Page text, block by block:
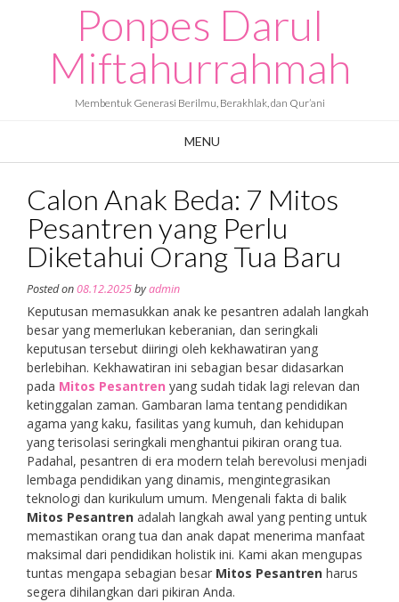
Ponpes Darul
Miftahurrahmah
Membentuk Generasi Berilmu, Berakhlak, dan Qur’ani
MENU
Calon Anak Beda: 7 Mitos
Pesantren yang Perlu
Diketahui Orang Tua Baru
Posted on08.12.2025byadmin
Keputusan memasukkan anak ke pesantren adalah langkah
besar yang memerlukan keberanian, dan seringkali
keputusan tersebut diiringi oleh kekhawatiran yang
berlebihan. Kekhawatiran ini sebagian besar didasarkan
pada Mitos Pesantren yang sudah tidak lagi relevan dan
ketinggalan zaman. Gambaran lama tentang pendidikan
agama yang kaku, fasilitas yang kumuh, dan kehidupan
yang terisolasi seringkali menghantui pikiran orang tua.
Padahal, pesantren di era modern telah berevolusi menjadi
lembaga pendidikan yang dinamis, mengintegrasikan
teknologi dan kurikulum umum. Mengenali fakta di balik
Mitos Pesantren adalah langkah awal yang penting untuk
memastikan orang tua dan anak dapat menerima manfaat
maksimal dari pendidikan holistik ini. Kami akan mengupas
tuntas mengapa sebagian besar Mitos Pesantren harus
segera dihilangkan dari pikiran Anda.